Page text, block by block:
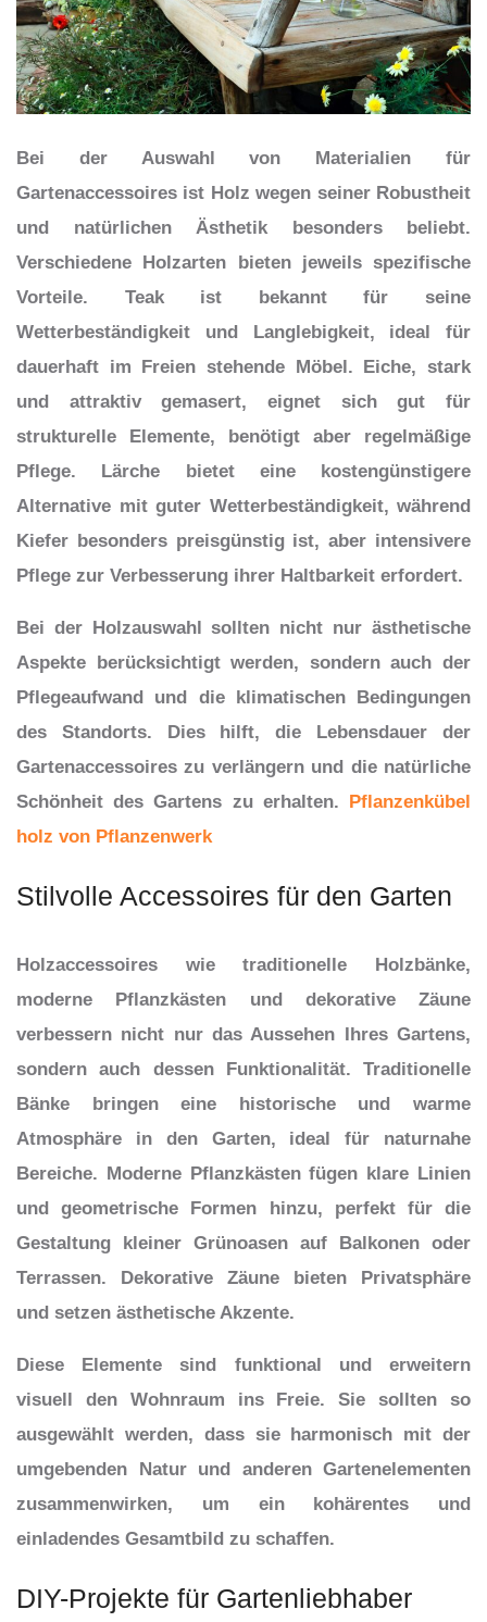
Bei der Auswahl von Materialien für
Gartenaccessoires ist Holz wegen seiner Robustheit
und natürlichen Ästhetik besonders beliebt.
Verschiedene Holzarten bieten jeweils spezifische
Vorteile. Teak ist bekannt für seine
Wetterbeständigkeit und Langlebigkeit, ideal für
dauerhaft im Freien stehende Möbel. Eiche, stark
und attraktiv gemasert, eignet sich gut für
strukturelle Elemente, benötigt aber regelmäßige
Pflege. Lärche bietet eine kostengünstigere
Alternative mit guter Wetterbeständigkeit, während
Kiefer besonders preisgünstig ist, aber intensivere
Pflege zur Verbesserung ihrer Haltbarkeit erfordert.
Bei der Holzauswahl sollten nicht nur ästhetische
Aspekte berücksichtigt werden, sondern auch der
Pflegeaufwand und die klimatischen Bedingungen
des Standorts. Dies hilft, die Lebensdauer der
Gartenaccessoires zu verlängern und die natürliche
Schönheit des Gartens zu erhalten.
Pflanzenkübel
holz von Pflanzenwerk
Stilvolle Accessoires für den Garten
Holzaccessoires wie traditionelle Holzbänke,
moderne Pflanzkästen und dekorative Zäune
verbessern nicht nur das Aussehen Ihres Gartens,
sondern auch dessen Funktionalität. Traditionelle
Bänke bringen eine historische und warme
Atmosphäre in den Garten, ideal für naturnahe
Bereiche. Moderne Pflanzkästen fügen klare Linien
und geometrische Formen hinzu, perfekt für die
Gestaltung kleiner Grünoasen auf Balkonen oder
Terrassen. Dekorative Zäune bieten Privatsphäre
und setzen ästhetische Akzente.
Diese Elemente sind funktional und erweitern
visuell den Wohnraum ins Freie. Sie sollten so
ausgewählt werden, dass sie harmonisch mit der
umgebenden Natur und anderen Gartenelementen
zusammenwirken, um ein kohärentes und
einladendes Gesamtbild zu schaffen.
DIY-Projekte für Gartenliebhaber